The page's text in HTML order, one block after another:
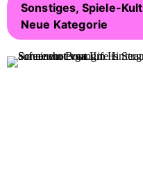
Sonstiges, Spiele-
Neue Kategorie